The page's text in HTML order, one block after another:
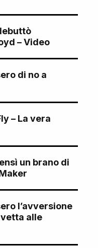
– Video
di no a
– La vera
un brano di
l’avversione
alle